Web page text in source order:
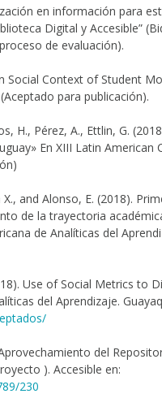
aplicación del Modelo
Pindó
Cursos realizados
en información para
Digital y Accesible”
de evaluación).
Social Context of Student
para publicación).
H., Pérez, A., Ettlin, G.
En XIII Latin American
and Alonso, E. (2018).
de la trayectoria
de Analíticas del
Use of Social Metrics to
del Aprendizaje.
del
). Accesible en:
230